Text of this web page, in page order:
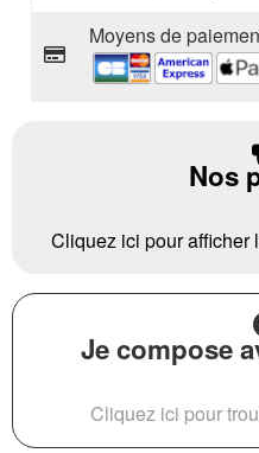
Moyens de
Nos
Cliquez ici pour afficher
Je compose
Cliquez ici pour